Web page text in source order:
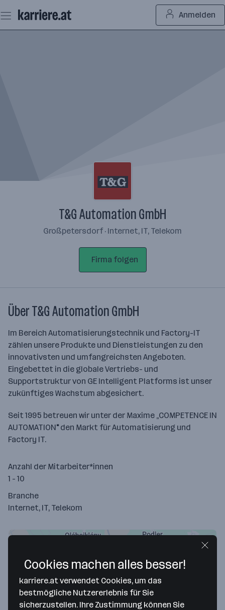
Seiteninhalt
springen
Anmelden
T&G Automation GmbH
Großpetersdorf · Internet, IT, Telekom
Firma folgen
Über T&G Automation GmbH
Im Bereich Automatisierungstechnik und Factory-IT
zählen unsere Produkte und Dienstleistungen zu den
innovativsten und umfangreichsten Angeboten.
Eingebettet in die globale Vertriebs- und
Supportstruktur von GE Intelligent Platforms ist unser
zukünftiges Wachstum abgesichert.
Seit 1995 betreuen wir unter der Maxime „COMPETENCE IN
AUTOMATION" den Markt für Automatisierung und
Factory IT.
Anzahl der Mitarbeiter*innen
1 - 10
Branche
Internet, IT, Telekom
Cookies machen alles besser!
karriere.at verwendet Cookies, um das
bestmögliche Nutzererlebnis für Sie
sicherzustellen. Ihre Zustimmung können Sie